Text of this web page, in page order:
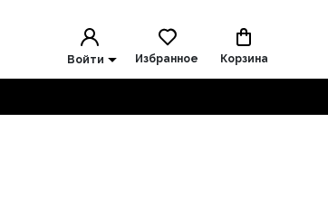
Войти Избранное Корзина